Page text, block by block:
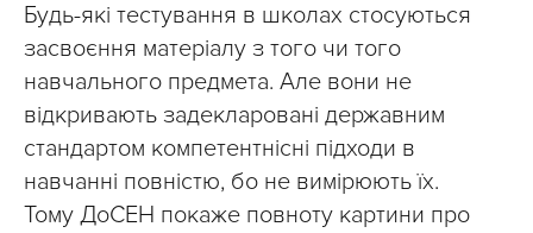
Будь-які тестування в школах стосуються
засвоєння матеріалу з того чи того
навчального предмета. Але вони не
відкривають задекларовані державним
стандартом компетентнісні підходи в
навчанні повністю, бо не вимірюють їх.
Тому ДоСЕН покаже повноту картини про